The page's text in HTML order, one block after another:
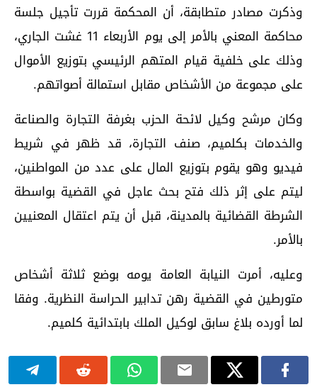
وذكرت مصادر متطابقة، أن المحكمة قررت تأجيل جلسة
محاكمة المعني بالأمر إلى يوم الأربعاء 11 غشت الجاري،
وذلك على خلفية قيام المتهم الرئيسي بتوزيع الأموال
على مجموعة من الأشخاص مقابل استمالة أصواتهم.
وكان مرشح وكيل لائحة الحزب بغرفة التجارة والصناعة
والخدمات بكلميم، صنف التجارة، قد ظهر في شريط
فيديو وهو يقوم بتوزيع المال على عدد من المواطنين،
ليتم على إثر ذلك فتح بحث عاجل في القضية بواسطة
الشرطة القضائية بالمدينة، قبل أن يتم اعتقال المعنيين
بالأمر.
وعليه، أمرت النيابة العامة يومه بوضع ثلاثة أشخاص
متورطين في القضية رهن تدابير الحراسة النظرية. وفقا
لما أورده بلاغ سابق لوكيل الملك بابتدائية كلميم.